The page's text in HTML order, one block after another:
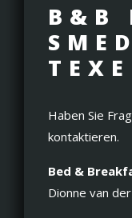
B&B
Haben Sie
kontaktieren.
Bed &
Dionne van